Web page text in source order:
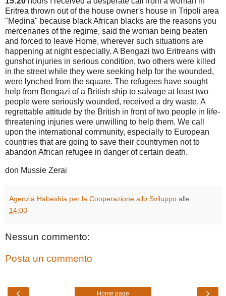
Eritrea thrown out of the house owner's house in Tripoli area
"Medina" because blackAfrican blacks are the reasons you
mercenaries of the regime, said the woman being beaten
and forced to leave Home, wherever such situations are
happening at night especially. A Bengazi two Eritreans with
gunshot injuries in serious condition, two others were killed
in the street while they were seeking help for the wounded,
were lynched from the square. The refugees have sought
help from Bengazi of a British ship to salvage at least two
people were seriously wounded, received a dry waste. A
regrettable attitude by the British in front of two people in life-
threatening injuries were unwilling to help them. We call
upon the international community, especially to European
countries that are going to save their countrymen not to
abandon African refugee in danger of certain death.
don Mussie Zerai
Agenzia Habeshia per la Cooperazione allo Sviluppo alle
14:03
Nessun commento:
Posta un commento
‹ ›
Home page